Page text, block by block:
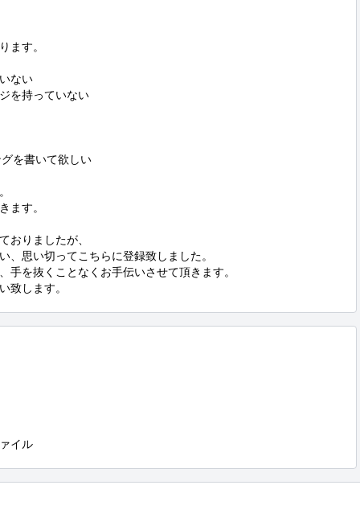
ます。
ない
を持っていない
を書いて欲しい
ます。
おりましたが、
、思い切ってこちらに登録致しました。
手を抜くことなくお手伝いさせて頂きます。
致します。
イル